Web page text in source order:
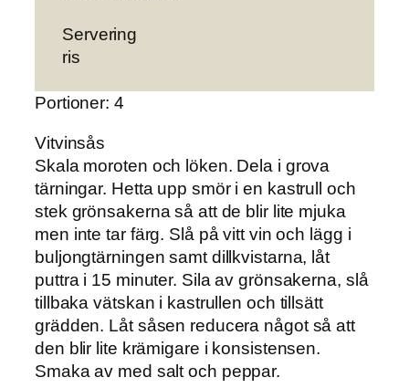
Servering
ris
Portioner: 4
Vitvinsås
Skala moroten och löken. Dela i grova
tärningar. Hetta upp smör i en kastrull och
stek grönsakerna så att de blir lite mjuka
men inte tar färg. Slå på vitt vin och lägg i
buljongtärningen samt dillkvistarna, låt
puttra i 15 minuter. Sila av grönsakerna, slå
tillbaka vätskan i kastrullen och tillsätt
grädden. Låt såsen reducera något så att
den blir lite krämigare i konsistensen.
Smaka av med salt och peppar.